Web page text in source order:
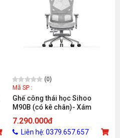
(0)
Mã SP :
Ghế công thái học Sihoo
M90B (có kê chân)- Xám
7.290.000đ
Liên hệ: 0379.657.657